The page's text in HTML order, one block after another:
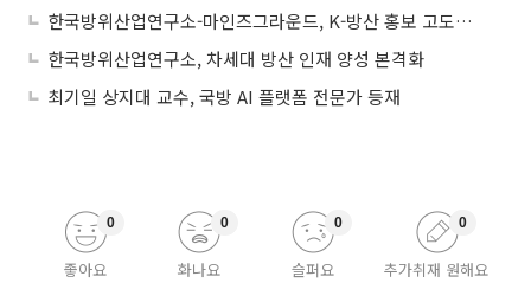
한국방위산업연구소-마인즈그라운드, K-방산 홍보 고도화 MOU 체결
한국방위산업연구소, 차세대 방산 인재 양성 본격화
최기일 상지대 교수, 국방 AI 플랫폼 전문가 등재
좋아요
0
화나요
0
슬퍼요
0
추가취재 원해요
0